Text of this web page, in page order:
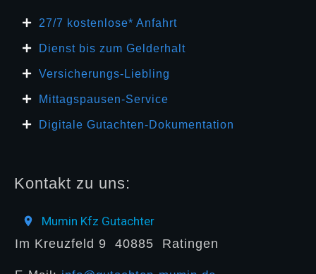
27/7 kosten lose* Anfahrt
Dienst bis zum Gelderhalt
Versicherungs-Liebling
Mittagspausen-Service
Digitale Gutachten-Dokumentation
Kontakt zu uns:
Mumin Kfz Gutachter
Im Kreuzfeld 9 40885 Ratingen